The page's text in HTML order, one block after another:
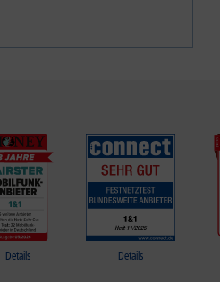
Details Details